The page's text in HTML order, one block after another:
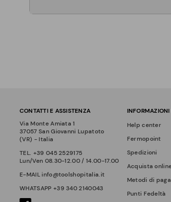
CONTATTI E ASSISTENZA
Via Monte Amiata 1
37057 San Giovanni Lupatoto
(VR) - Italia
TEL. +39 045 2529175
Lun/Ven 08.30-12.00 / 14.00-17.00
E-MAIL info@toolshopitalia.it
WHATSAPP +39 340 2140043
Help center
Fermopoint
Spedizioni
Acquista
Metodi di
Punti Fedeltà